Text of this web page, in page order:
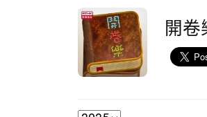
seconds
90%
開卷